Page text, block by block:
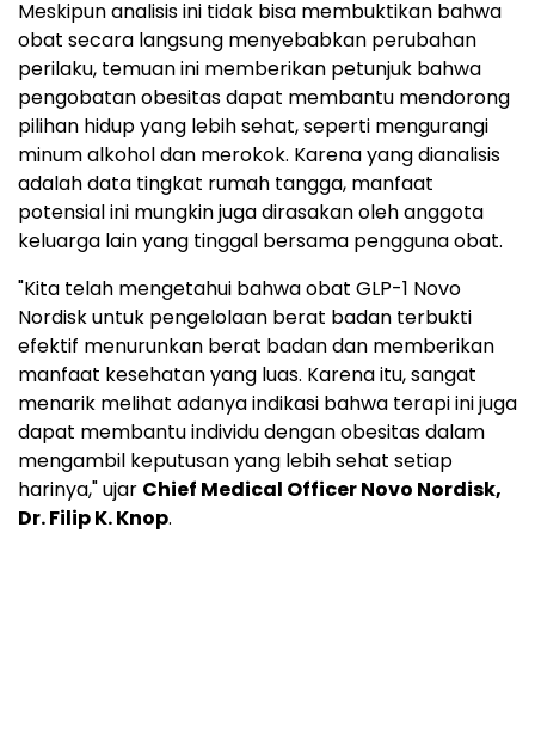
Meskipun analisis ini tidak bisa membuktikan bahwa
obat secara langsung menyebabkan perubahan
perilaku, temuan ini memberikan petunjuk bahwa
pengobatan obesitas dapat membantu mendorong
pilihan hidup yang lebih sehat, seperti mengurangi
minum alkohol dan merokok. Karena yang dianalisis
adalah data tingkat rumah tangga, manfaat
potensial ini mungkin juga dirasakan oleh anggota
keluarga lain yang tinggal bersama pengguna obat.
"Kita telah mengetahui bahwa obat GLP-1 Novo
Nordisk untuk pengelolaan berat badan terbukti
efektif menurunkan berat badan dan memberikan
manfaat kesehatan yang luas. Karena itu, sangat
menarik melihat adanya indikasi bahwa terapi ini juga
dapat membantu individu dengan obesitas dalam
mengambil keputusan yang lebih sehat setiap
harinya," ujar Chief Medical Officer Novo Nordisk,
Dr. Filip K. Knop.